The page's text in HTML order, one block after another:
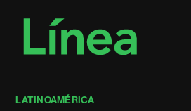
LATINOAMÉRICA